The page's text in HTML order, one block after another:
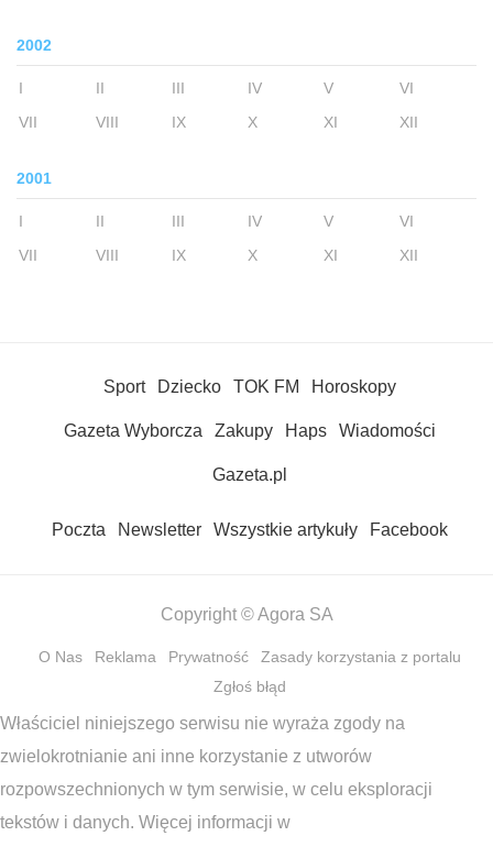
2002
I II III IV V
VI
VII
VIII IX X XI XII
2001
I II III IV V
VI
VII
VIII IX X XI XII
Sport Dziecko TOK FM Horoskopy
Gazeta Wyborcza Zakupy Haps Wiadomości
Gazeta.pl
Poczta Newsletter Wszystkie artykuły Facebook
Copyright © Agora SA
O Nas Reklama Prywatność
Zasady korzystania z portalu
Zgłoś błąd
Właściciel niniejszego serwisu nie wyraża zgody na
zwielokrotnianie ani inne korzystanie z utworów
rozpowszechnionych w tym serwisie, w celu eksploracji
tekstów i danych. Więcej informacji w